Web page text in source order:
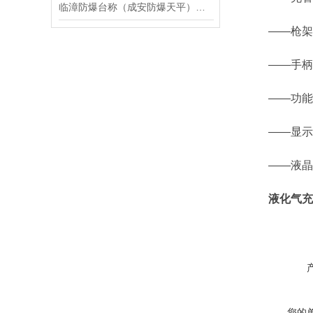
——枪架：
——手柄：
——功能
——显示控
——液晶显
液化气